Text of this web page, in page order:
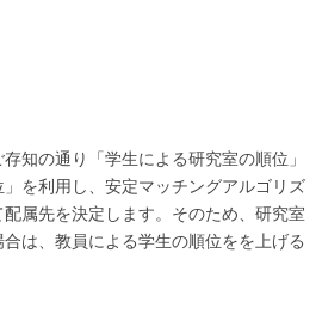
知の通り「学生による研究室の順位」
を利用し、安定マッチングアルゴリズ
属先を決定します。そのため、研究室
は、教員による学生の順位をを上げる